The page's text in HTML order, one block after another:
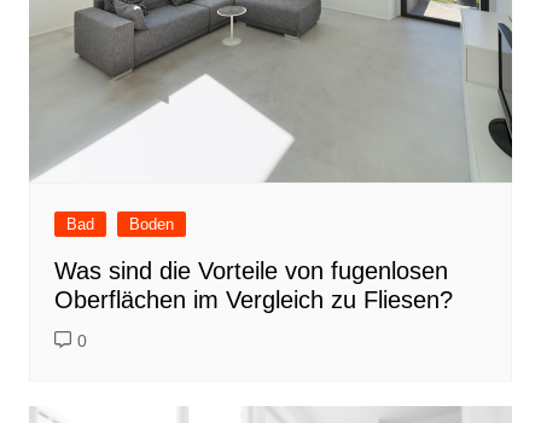
Bad Boden
Was sind die Vorteile von fugenlosen
Oberflächen im Vergleich zu Fliesen?
0